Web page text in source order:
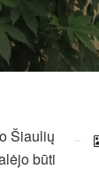
Šiaulių
būti